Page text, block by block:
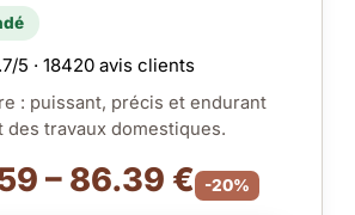
5 · 18420 avis clients
: puissant, précis et endurant
des travaux domestiques.
– 86.39 € -20%